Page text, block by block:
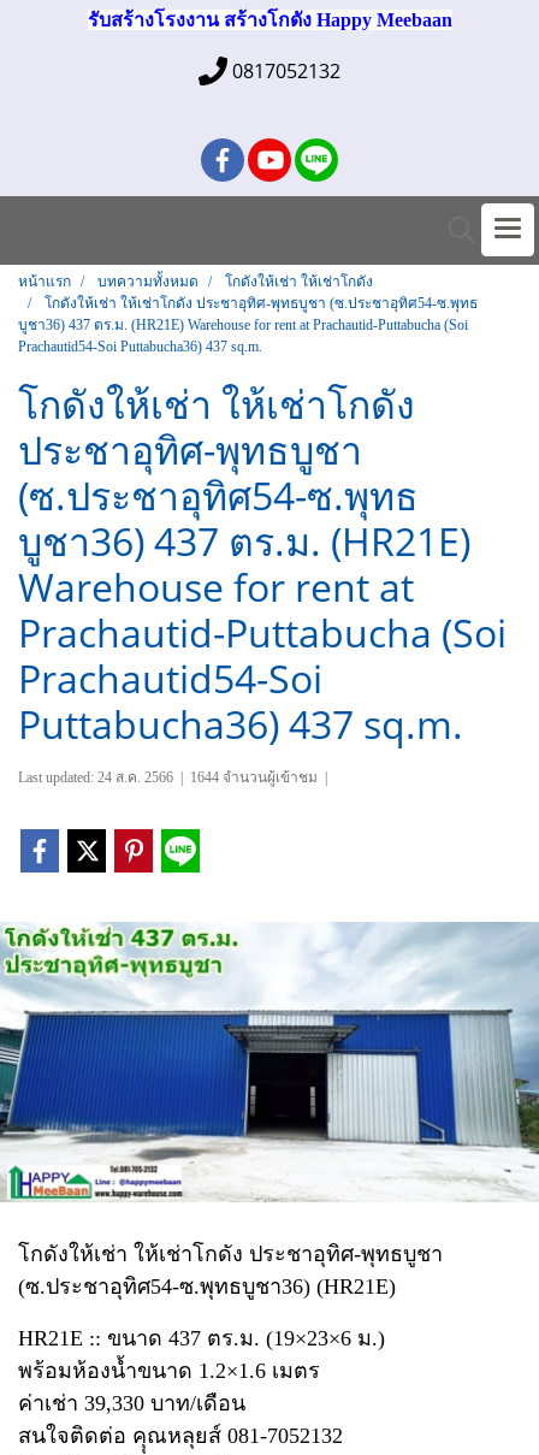
รับสร้างโรงงาน สร้างโกดัง Happy Meebaan
0817052132
หน้าแรก บทความทั้งหมด
โกดังให้เช่า ให้เช่าโกดัง
โกดังให้เช่า ให้เช่าโกดัง ประชาอุทิศ-พุทธบูชา (ซ.ประชาอุทิศ54-ซ.พุทธ
บูชา36) 437 ตร.ม. (HR21E) Warehouse for rent at Prachautid-Puttabucha (Soi
Prachautid54-Soi Puttabucha36) 437 sq.m.
โกดังให้เช่า ให้เช่าโกดัง
ประชาอุทิศ-พุทธบูชา
(ซ.ประชาอุทิศ54-ซ.พุทธ
บูชา36) 437 ตร.ม. (HR21E)
Warehouse for rent at
Prachautid-Puttabucha (Soi
Prachautid54-Soi
Puttabucha36) 437 sq.m.
Last updated: 24 ส.ค. 2566 1644 จำนวนผู้เข้าชม
โกดังให้เช่า ให้เช่าโกดัง ประชาอุทิศ-พุทธบูชา
(ซ.ประชาอุทิศ54-ซ.พุทธบูชา36) (HR21E)
HR21E :: ขนาด 437 ตร.ม. (19×23×6 ม.)
พร้อมห้องน้ำขนาด 1.2×1.6 เมตร
ค่าเช่า 39,330 บาท/เดือน
สนใจติดต่อ คุุณหลุยส์ 081-7052132